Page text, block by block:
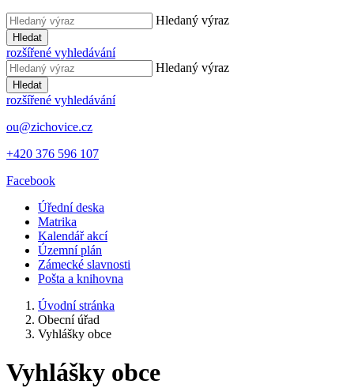
Hledaný výraz
Hledat
rozšířené vyhledávání
Hledaný výraz
Hledat
rozšířené vyhledávání
ou@zichovice.cz
+420 ​​376 596 107
Facebook
Úřední deska
Matrika
Kalendář akcí
Územní plán
Zámecké slavnosti
Pošta a knihovna
Úvodní stránka
Obecní úřad
Vyhlášky obce
Vyhlášky obce